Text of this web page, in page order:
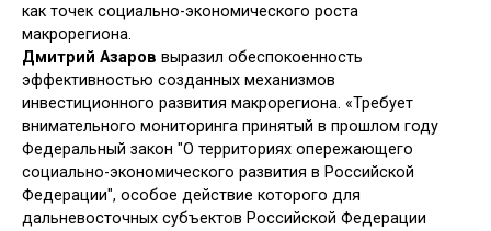
как точек социально-экономического роста
макрорегиона.
Дмитрий Азаров выразил обеспокоенность
эффективностью созданных механизмов
инвестиционного развития макрорегиона. «Требует
внимательного мониторинга принятый в прошлом году
Федеральный закон "О территориях опережающего
социально-экономического развития в Российской
Федерации", особое действие которого для
дальневосточных субъектов Российской Федерации